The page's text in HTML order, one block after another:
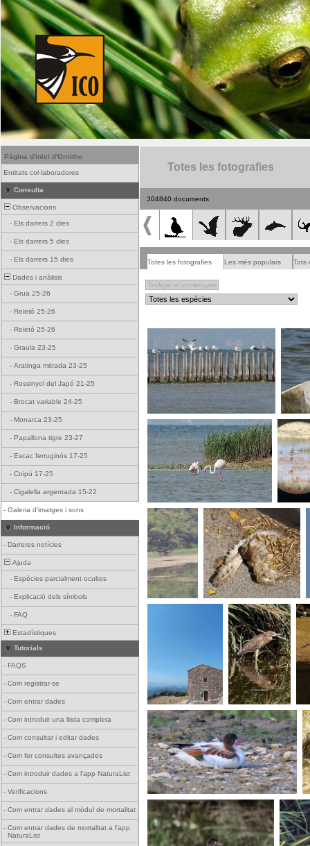
Pàgina d'inici d'Ornitho
Entitats col·laboradores
Consulta
Observacions
- Els darrers 2 dies
- Els darrers 5 dies
- Els darrers 15 dies
Dades i anàlisis
- Grua 25-26
- Reietó 25-26
- Reietó 25-26
- Graula 23-25
- Aratinga mitrada 23-25
- Rossinyol del Japó 21-25
- Brocat variable 24-25
- Monarca 23-25
- Papallona tigre 23-27
- Escac ferruginós 17-25
- Coipú 17-25
- Cigalella argentada 15-22
- Galeria d'imatges i sons
Informació
- Darreres notícies
Ajuda
- Espècies parcialment ocultes
- Explicació dels símbols
- FAQ
Estadístiques
Tutorials
- FAQS
- Com registrar-se
- Com entrar dades
- Com introduir una llista completa
- Com consultar i editar dades
- Com fer consultes avançades
- Com introduir dades a l'app NaturaList
- Verificacions
- Com entrar dades al mòdul de mortalitat
- Com entrar dades de mortalitat a l'app
NaturaList
Totes les fotografies
304840 documents
Totes les fotografies Les més populars Tots